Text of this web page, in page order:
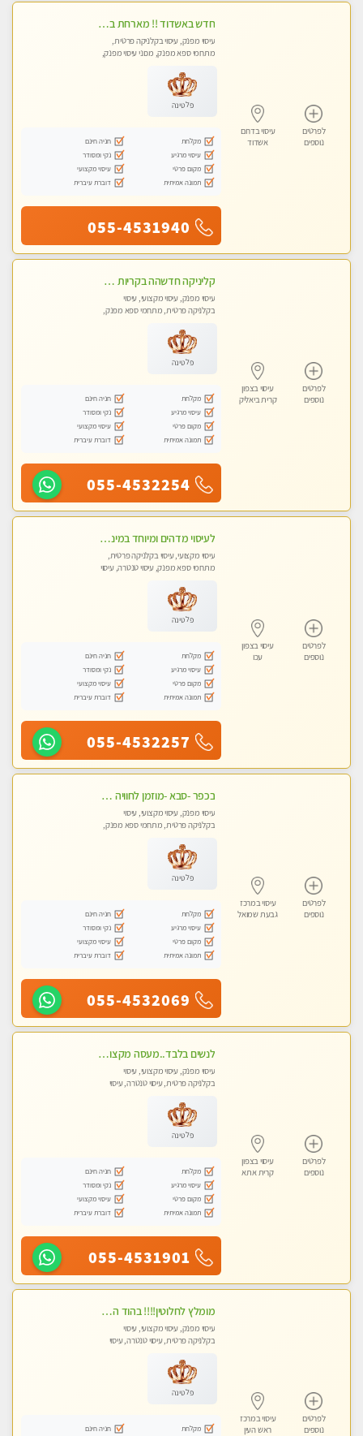
לפרטים
נוספים
עיסוי בדרום
אשדוד
חדש באשדוד !! מארחת בדירתי באופן פרטי ודיסקרטי מקום יפה מסודר נקי ואווירה נעימה יחס טוב בבית חםללא מין !!
עיסוי מפנק, עיסוי בקלניקה פרטית,
מתחמי ספא מפנק, מכוני עיסוי מפנק,
פלטינה
מקלחת
חניה חינם
עיסוי מרגיע
נקי ומסודר
מקום פרטי
עיסוי מקצועי
תמונה אמיתית
דוברת עיברית
055-4531940
לפרטים
נוספים
עיסוי בצפון
קרית ביאליק
קליניקה חדשהה בקריות מעסה איכותית מפנקת ומקצועית מאוד+נשים +זוגות
עיסוי מפנק, עיסוי מקצועי, עיסוי
בקלניקה פרטית, מתחמי ספא מפנק,
לנשים בלבד
פלטינה
מקלחת
חניה חינם
עיסוי מרגיע
נקי ומסודר
מקום פרטי
עיסוי מקצועי
תמונה אמיתית
דוברת עיברית
055-4532254
לפרטים
נוספים
עיסוי בצפון
עכו
לעיסוי מדהים ומיוחד במינו !!מומלץ לחלוטין!!ללא מין !!
עיסוי מקצועי, עיסוי בקלניקה פרטית,
מתחמי ספא מפנק, עיסוי טנטרה, עיסוי
פלטינה
מקלחת
חניה חינם
עיסוי מרגיע
נקי ומסודר
מקום פרטי
עיסוי מקצועי
תמונה אמיתית
דוברת עיברית
055-4532257
לפרטים
נוספים
עיסוי במרכז
גבעת שמואל
בכפר -סבא -מוזמן לחוויה בלתי נשכחת!!!עיסוי מפנק ביותר מומלץ לחלוטין!!!
עיסוי מפנק, עיסוי מקצועי, עיסוי
בקלניקה פרטית, מתחמי ספא מפנק,
לנשים בלבד
פלטינה
מקלחת
חניה חינם
עיסוי מרגיע
נקי ומסודר
מקום פרטי
עיסוי מקצועי
תמונה אמיתית
דוברת עיברית
055-4532069
לפרטים
נוספים
עיסוי בצפון
קרית אתא
לנשים בלבד..מעסה מקצועי לנשים בלבד לעיסוי מרגיע ומפנק VIP-מומלץ לחלוטין! פרטי! ​​​​​​
עיסוי מפנק, עיסוי מקצועי, עיסוי
בקלניקה פרטית, עיסוי טנטרה, עיסוי
פלטינה
מקלחת
חניה חינם
עיסוי מרגיע
נקי ומסודר
מקום פרטי
עיסוי מקצועי
תמונה אמיתית
דוברת עיברית
055-4531901
לפרטים
נוספים
עיסוי במרכז
ראש העין
מומלץ לחלוטין!!!! בהוד השרון מעסה מקצועית לעיסוי ברמה גבוהה VIP תתקשר .....
עיסוי מפנק, עיסוי מקצועי, עיסוי
בקלניקה פרטית, עיסוי טנטרה, עיסוי
פלטינה
מקלחת חניה חינם